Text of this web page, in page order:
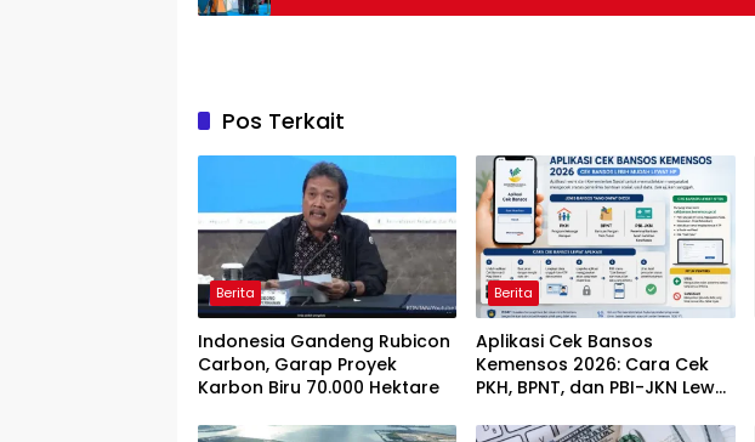
Pos Terkait
Berita
Indonesia Gandeng Rubicon
Carbon, Garap Proyek
Karbon Biru 70.000 Hektare
Berita
Aplikasi Cek Bansos
Kemensos 2026: Cara Cek
PKH, BPNT, dan PBI-JKN Lewat